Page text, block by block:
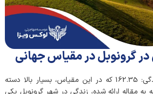
گرونوبل در مقیاس جهانی
شاخص کیفیت زندگی: 162.35 که در این مقیاس، بسیار بالا دسته
به مقاله ارائه شده، زندگی در شهر گرونوبل یکی